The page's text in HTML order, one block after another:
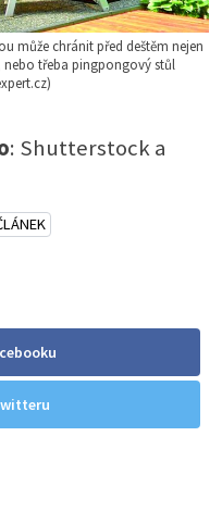
může chránit před deštěm nejen
nebo třeba pingpongový stůl
: Shutterstock a